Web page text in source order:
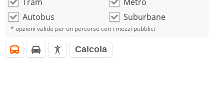
o o
o Autobus o Suburbane
* opzioni valide per un percorso con i mezzi pubblici
i h l Calcola